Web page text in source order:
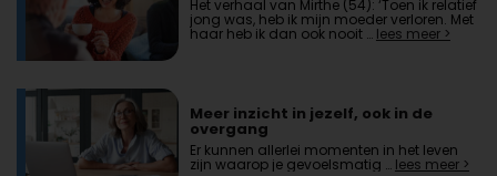
Het verhaal van Mirthe (54): ‘Toen ik relatief
jong was, heb ik mijn moeder verloren. Met
haar heb ik dan ook nooit … lees meer >
Meer inzicht in jezelf, ook in de
overgang
Er kunnen allerlei momenten in het leven
zijn waarop je gevoelsmatig … lees meer >